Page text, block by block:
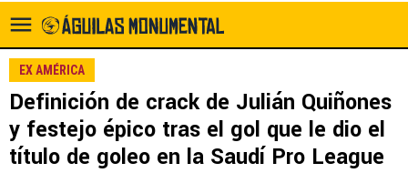
EX AMÉRICA
Definición de crack de Julián Quiñones
y festejo épico tras el gol que le dio el
título de goleo en la Saudí Pro League